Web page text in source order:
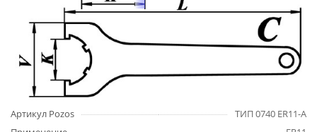
Артикул Pozos
ТИП 0740 ER11-A